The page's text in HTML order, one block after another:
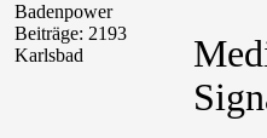
Badenpower
Beiträge: 2193
Karlsbad